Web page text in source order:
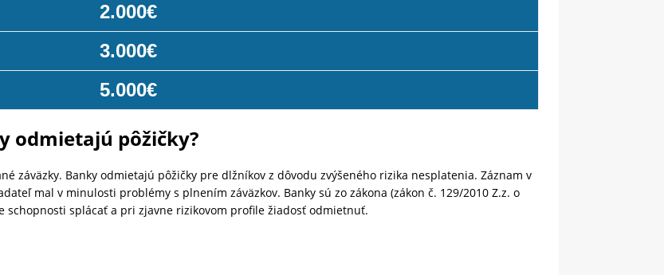
2.000€
3.000€
5.000€
odmietajú pôžičky?
záväzky. Banky odmietajú pôžičky pre dlžníkov z dôvodu zvýšeného rizika nesplatenia. Záznam v
mal v minulosti problémy s plnením záväzkov. Banky sú zo zákona (zákon č. 129/2010 Z.z. o
splácať a pri zjavne rizikovom profile žiadosť odmietnuť.